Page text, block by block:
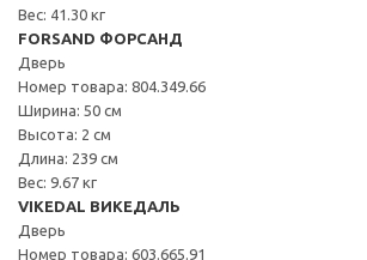
Вес: 41.30 кг
FORSAND ФОРСАНД
Дверь
Номер товара: 804.349.66
Ширина: 50 см
Высота: 2 см
Длина: 239 см
Вес: 9.67 кг
VIKEDAL ВИКЕДАЛЬ
Дверь
Номер товара: 603.665.91